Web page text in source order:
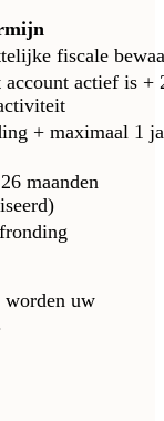
fiscale
account actief is +
+ maximaal 1
maanden
worden uw